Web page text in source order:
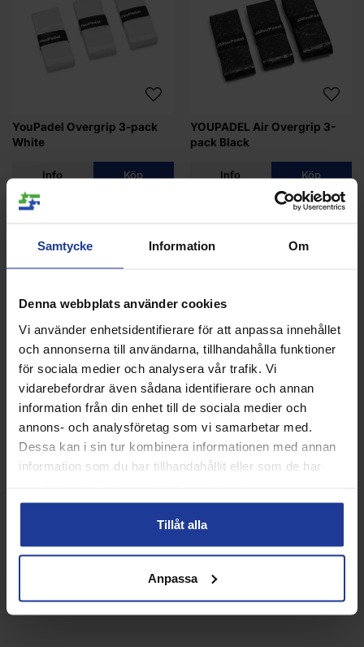
Samtycke Information Om
Denna webbplats använder cookies
Vi använder enhetsidentifierare för att anpassa innehållet
och annonserna till användarna, tillhandahålla funktioner
för sociala medier och analysera vår trafik. Vi
vidarebefordrar även sådana identifierare och annan
information från din enhet till de sociala medier och
annons- och analysföretag som vi samarbetar med.
Dessa kan i sin tur kombinera informationen med annan
information som du har tillhandahållit eller som de har
Tillåt alla
Anpassa
YouPadel Overgrip 3-pack
White
Info Köp
YOUPADEL Air Overgrip 3-
pack Black
Info Köp
ANDRA KÖPTE ÄVEN
Info Köp
rör
Info Köp